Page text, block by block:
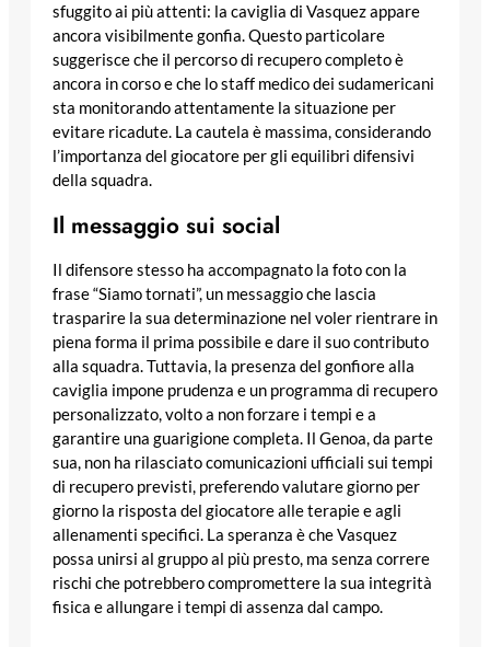
sfuggito ai più attenti: la caviglia di Vasquez appare
ancora visibilmente gonfia. Questo particolare
suggerisce che il percorso di recupero completo è
ancora in corso e che lo staff medico dei sudamericani
sta monitorando attentamente la situazione per
evitare ricadute. La cautela è massima, considerando
l’importanza del giocatore per gli equilibri difensivi
della squadra.
Il messaggio sui social
Il difensore stesso ha accompagnato la foto con la
frase “Siamo tornati”, un messaggio che lascia
trasparire la sua determinazione nel voler rientrare in
piena forma il prima possibile e dare il suo contributo
alla squadra. Tuttavia, la presenza del gonfiore alla
caviglia impone prudenza e un programma di recupero
personalizzato, volto a non forzare i tempi e a
garantire una guarigione completa. Il Genoa, da parte
sua, non ha rilasciato comunicazioni ufficiali sui tempi
di recupero previsti, preferendo valutare giorno per
giorno la risposta del giocatore alle terapie e agli
allenamenti specifici. La speranza è che Vasquez
possa unirsi al gruppo al più presto, ma senza correre
rischi che potrebbero compromettere la sua integrità
fisica e allungare i tempi di assenza dal campo.